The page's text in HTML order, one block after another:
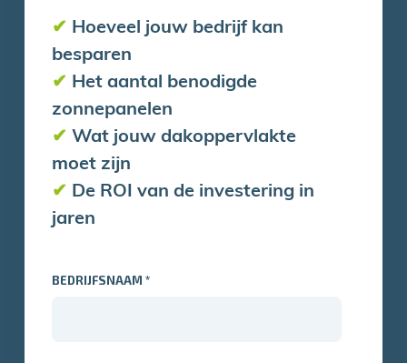
✔ Hoeveel jouw bedrijf kan
besparen
✔ Het aantal benodigde
zonnepanelen
✔ Wat jouw dakoppervlakte
moet zijn
✔ De ROI van de investering in
jaren
BEDRIJFSNAAM*